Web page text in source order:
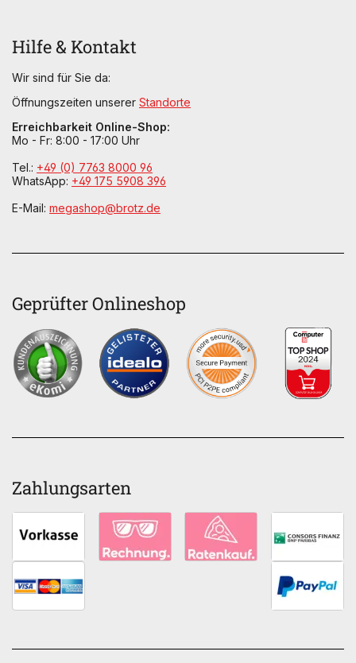
Hilfe & Kontakt
Wir sind für Sie da:
Öffnungszeiten unserer Standorte
Erreichbarkeit Online-Shop:
Mo - Fr: 8:00 - 17:00 Uhr
Tel.: +49 (0) 7763 8000 96
WhatsApp: +49 175 5908 396
E-Mail: megashop@brotz.de
Geprüfter Onlineshop
Zahlungsarten